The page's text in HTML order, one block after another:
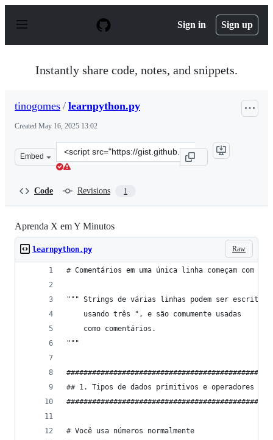
p
Sign in Sign up
Instantly share code, notes, and snippets.
tinogomes / learnpython.py
Created May 16, 2025 13:02
Embed
Clone
this
Code Revisions 1
Aprenda X em Y Minutos
Raw
learnpython.py
# Comentários em uma única linha começam com
""" Strings de várias linhas podem ser escritas
    usando três ", e são comumente usadas
    como comentários.
"""
## 1. Tipos de dados primitivos e operadores
# Você usa números normalmente